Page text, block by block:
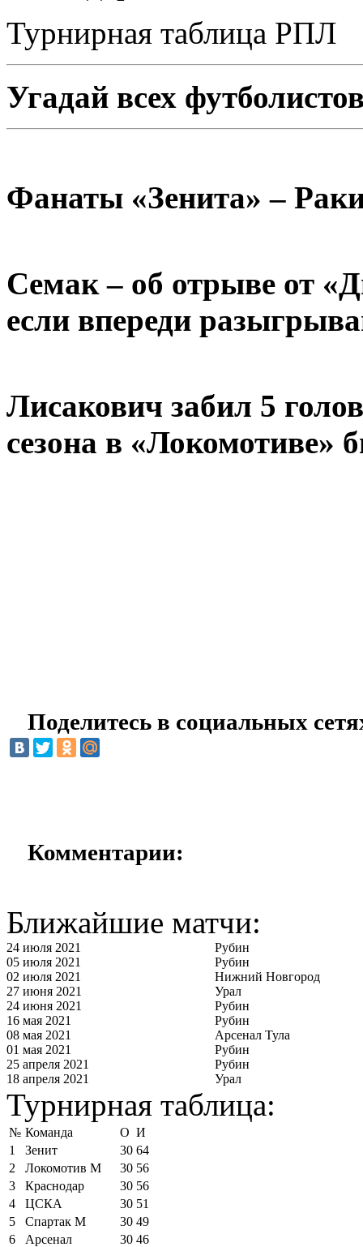
Турнирная таблица РПЛ
Угадай всех
Фанаты «Зенита» –
Семак – об отрыве от
если впереди
Лисакович забил 5
сезона в «Локомотиве»
Поделитесь в социальных
Комментарии:
Ближайшие матчи:
24 июля 2021
Рубин
05 июля 2021
Рубин
02 июля 2021
Нижний Новгород
27 июня 2021
Урал
24 июня 2021
Рубин
16 мая 2021
Рубин
08 мая 2021
Арсенал Тула
01 мая 2021
Рубин
25 апреля 2021
Рубин
18 апреля 2021
Урал
Турнирная таблица:
№ Команда О И
1
Зенит 30 64
2
Локомотив М 30 56
3
Краснодар 30 56
4
ЦСКА 30 51
5
Спартак М 30 49
6
Арсенал 30 46